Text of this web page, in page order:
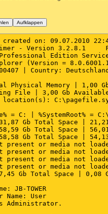
Browseui
Component
Acronis Scheduler2
Ati HotKey Poller - ATI
ATI Smart - Unknown
Google Update Service
Google Software Updater
HP Port Resolver - Hewlett-
HP Status Server - Hewlett-
Java Quick Starter
O&O Defrag - O&O
Panda Software
Panda Function Service
Panda On-Access
Anti-
Pml Driver HPZ12 - HP -
Panda Host Service
Panda PSK service
8507 bytes
Aufklappen
on: 09.07.2010
- Version 3.2.8.1
Professional Edition
(Version =
| Country:
Physical Memory | 1,00
File | 3,00 Gb
= C: | %SystemRoot% =
Gb Total Space |
Gb Total Space |
Gb Total Space |
present or media not
present or media not
present or media not
or media not
Gb Total Space | 0,08
JB-TOWER
Name: User
Administrator.